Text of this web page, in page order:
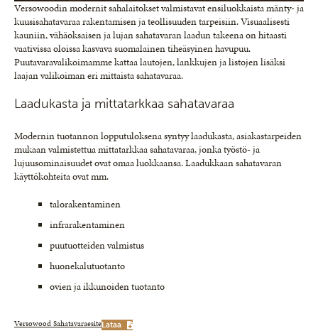
Versowoodin modernit sahalaitokset valmistavat ensiluokkaista mänty- ja
kuusisahatavaraa rakentamisen ja teollisuuden tarpeisiin. Visuaalisesti
kauniin, vähäoksaisen ja lujan sahatavaran laadun takeena on hitaasti
vaativissa oloissa kasvava suomalainen tiheäsyinen havupuu.
Puutavaravalikoimamme kattaa lautojen, lankkujen ja listojen lisäksi
laajan valikoiman eri mittaista sahatavaraa.
Laadukasta ja mittatarkkaa sahatavaraa
Modernin tuotannon lopputuloksena syntyy laadukasta, asiakastarpeiden
mukaan valmistettua mittatarkkaa sahatavaraa, jonka työstö- ja
lujuusominaisuudet ovat omaa luokkaansa. Laadukkaan sahatavaran
käyttökohteita ovat mm.
talorakentaminen
infrarakentaminen
puutuotteiden valmistus
huonekalutuotanto
ovien ja ikkunoiden tuotanto
Versowood SahatavaraesiteLataa